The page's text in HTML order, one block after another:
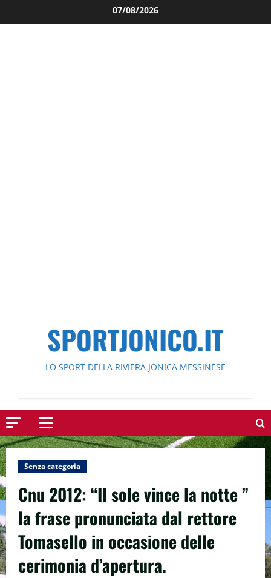
al
07/08/2026
SPORTJONICO.IT
LO SPORT DELLA RIVIERA JONICA MESSINESE
Menu
principale
Senza categoria
Cnu 2012: “Il sole vince la notte ”
la frase pronunciata dal rettore
Tomasello in occasione delle
cerimonia d’apertura.